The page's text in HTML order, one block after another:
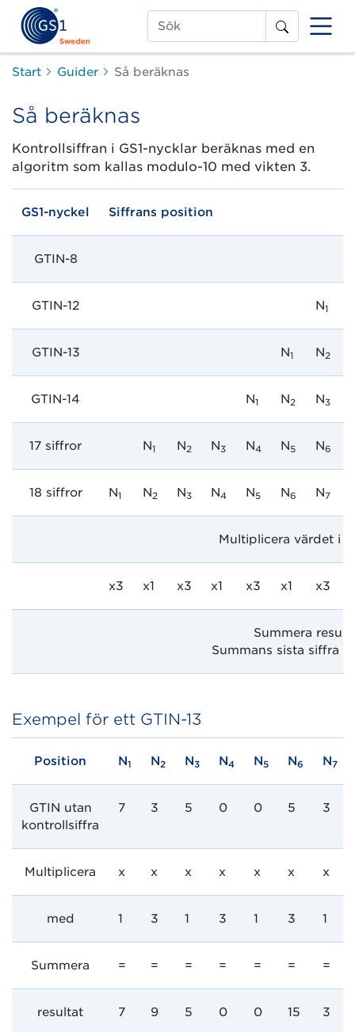
Sök
Start Guider Så beräknas
Så beräknas
Kontrollsiffran i GS1-nycklar beräknas med en
algoritm som kallas modulo-10 med vikten 3.
GS1-nyckel Siffrans position
GTIN-8
GTIN-12 N1
GTIN-13 N1 N2
GTIN-14 N1 N2 N3
17 siffror N1 N2 N3 N4 N5 N6
18 siffror N1 N2 N3 N4 N5 N6 N7
Multiplicera värdet i
x3 x1 x3 x1 x3 x1 x3
Summera
Summans sista siffra
Exempel för ett GTIN-13
Position N1 N2 N3 N4 N5 N6 N7
GTIN utan
kontrollsiffra
7 3 5 0 0 5 3
Multiplicera x x x x x x x
med 1 3 1 3 1 3 1
Summera = = = = = = =
resultat 7 9 5 0 0 15 3